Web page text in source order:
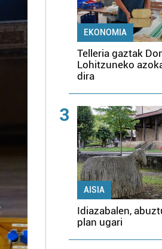
EKONOMIA
Telleria gaztak
Lohitzuneko
dira
3
AISIA
Idiazabalen,
plan ugari